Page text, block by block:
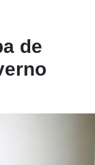
de